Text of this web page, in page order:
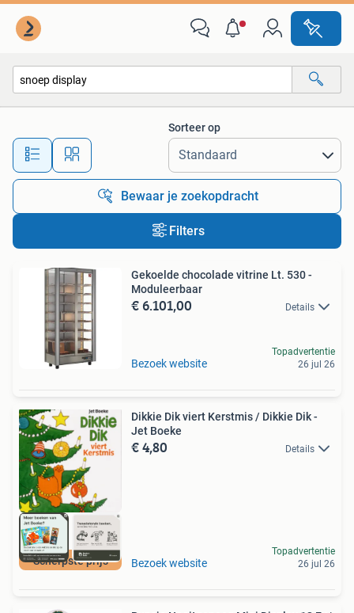
Alle afstanden…
Sorteer op
Bewaar je zoekopdracht
Filters
Gekoelde chocolade vitrine Lt. 530 -
Moduleerbaar
€ 6.101,00 Details
Bezoek website
Topadvertentie
26 jul 26
Scherpste prijs
Dikkie Dik viert Kerstmis / Dikkie Dik -
Jet Boeke
€ 4,80 Details
Bezoek website
Topadvertentie
26 jul 26